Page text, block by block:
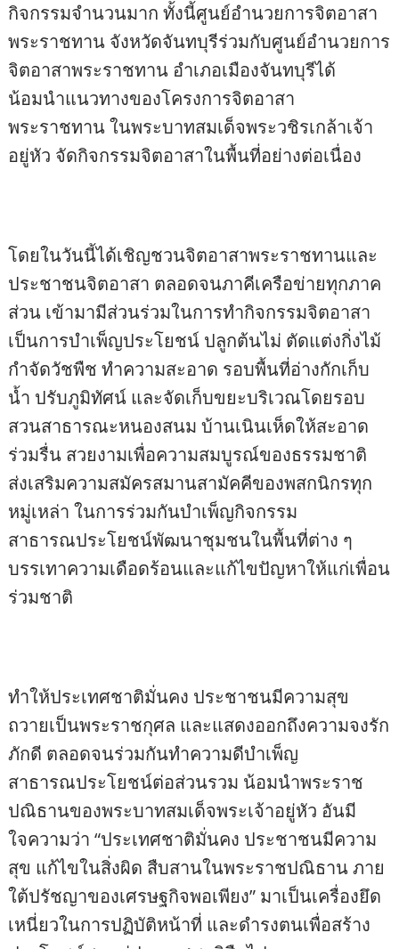
กิจกรรมจำนวนมาก ทั้งนี้ศูนย์อำนวยการจิตอาสา
พระราชทาน จังหวัดจันทบุรีร่วมกับศูนย์อำนวยการ
จิตอาสาพระราชทาน อำเภอเมืองจันทบุรีได้
น้อมนำแนวทางของโครงการจิตอาสา
พระราชทาน ในพระบาทสมเด็จพระวชิรเกล้าเจ้า
อยู่หัว จัดกิจกรรมจิตอาสาในพื้นที่อย่างต่อเนื่อง
โดยในวันนี้ได้เชิญชวนจิตอาสาพระราชทานและ
ประชาชนจิตอาสา ตลอดจนภาคีเครือข่ายทุกภาค
ส่วน เข้ามามีส่วนร่วมในการทำกิจกรรมจิตอาสา
เป็นการบำเพ็ญประโยชน์ ปลูกต้นไม่ ตัดแต่งกิ่งไม้
กำจัดวัชพืช ทำความสะอาด รอบพื้นที่อ่างกักเก็บ
น้ำ ปรับภูมิทัศน์ และจัดเก็บขยะบริเวณโดยรอบ
สวนสาธารณะหนองสนม บ้านเนินเห็ดให้สะอาด
ร่วมรื่น สวยงามเพื่อความสมบูรณ์ของธรรมชาติ
ส่งเสริมความสมัครสมานสามัคคีของพสกนิกรทุก
หมู่เหล่า ในการร่วมกันบำเพ็ญกิจกรรม
สาธารณประโยชน์พัฒนาชุมชนในพื้นที่ต่าง ๆ
บรรเทาความเดือดร้อนและแก้ไขปัญหาให้แก่เพื่อน
ร่วมชาติ
ทำให้ประเทศชาติมั่นคง ประชาชนมีความสุข
ถวายเป็นพระราชกุศล และแสดงออกถึงความจงรัก
ภักดี ตลอดจนร่วมกันทำความดีบำเพ็ญ
สาธารณประโยชน์ต่อส่วนรวม น้อมนำพระราช
ปณิธานของพระบาทสมเด็จพระเจ้าอยู่หัว อันมี
ใจความว่า “ประเทศชาติมั่นคง ประชาชนมีความ
สุข แก้ไขในสิ่งผิด สืบสานในพระราชปณิธาน ภาย
ใต้ปรัชญาของเศรษฐกิจพอเพียง” มาเป็นเครื่องยึด
เหนี่ยวในการปฏิบัติหน้าที่ และดำรงตนเพื่อสร้าง